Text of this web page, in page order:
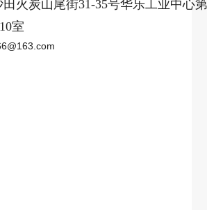
火炭山尾街31-35号华乐工业中心
10室